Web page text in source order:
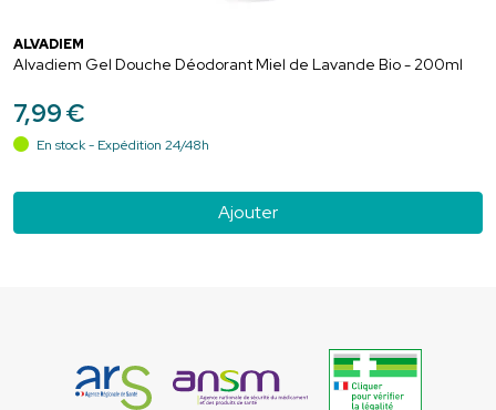
ALVADIEM
Alvadiem Gel Douche Déodorant Miel de Lavande Bio - 200ml
7,99€
En stock - Expédition 24/48h
Ajouter